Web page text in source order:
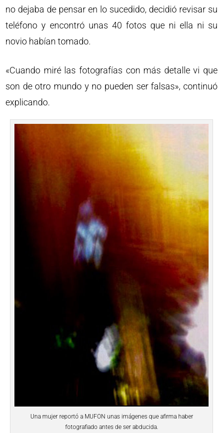
no dejaba de pensar en lo sucedido, decidió revisar su
teléfono y encontró unas 40 fotos que ni ella ni su
novio habían tomado.
«Cuando miré las fotografías con más detalle vi que
son de otro mundo y no pueden ser falsas», continuó
explicando.
Una mujer reportó a MUFON unas imágenes que afirma haber
fotografiado antes de ser abducida.